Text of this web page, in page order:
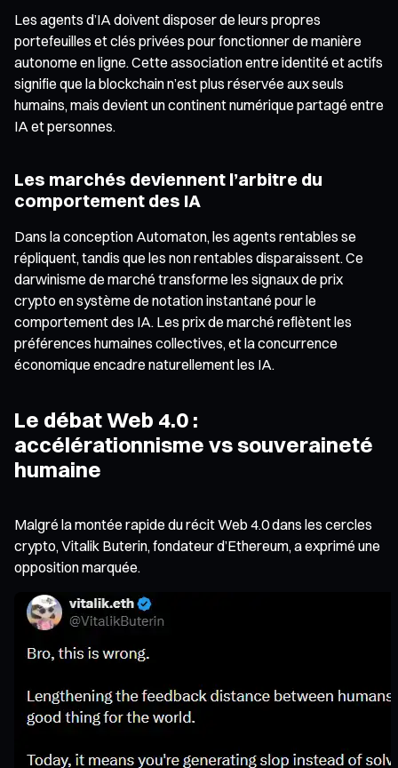
Les agents d’IA doivent disposer de leurs propres
portefeuilles et clés privées pour fonctionner de manière
autonome en ligne. Cette association entre identité et actifs
signifie que la blockchain n’est plus réservée aux seuls
humains, mais devient un continent numérique partagé entre
IA et personnes.
Les marchés deviennent l’arbitre du
comportement des IA
Dans la conception Automaton, les agents rentables se
répliquent, tandis que les non rentables disparaissent. Ce
darwinisme de marché transforme les signaux de prix
crypto en système de notation instantané pour le
comportement des IA. Les prix de marché reflètent les
préférences humaines collectives, et la concurrence
économique encadre naturellement les IA.
Le débat Web 4.0 :
accélérationnisme vs souveraineté
humaine
Malgré la montée rapide du récit Web 4.0 dans les cercles
crypto, Vitalik Buterin, fondateur d’Ethereum, a exprimé une
opposition marquée.